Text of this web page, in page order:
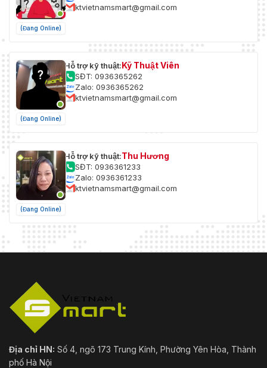
(Đang Online)
ktvietnamsmart@gmail.com
(Đang Online)
Hỗ trợ kỹ thuật:Kỹ Thuật Viên
SĐT: 0936365262
Zalo: 0936365262
ktvietnamsmart@gmail.com
(Đang Online)
Hỗ trợ kỹ thuật:Thu Hương
SĐT: 0936361233
Zalo: 0936361233
ktvietnamsmart@gmail.com
Địa chỉ HN: Số 4, ngõ 173 Trung Kính, Phường Yên Hòa, Thành
phố Hà Nội